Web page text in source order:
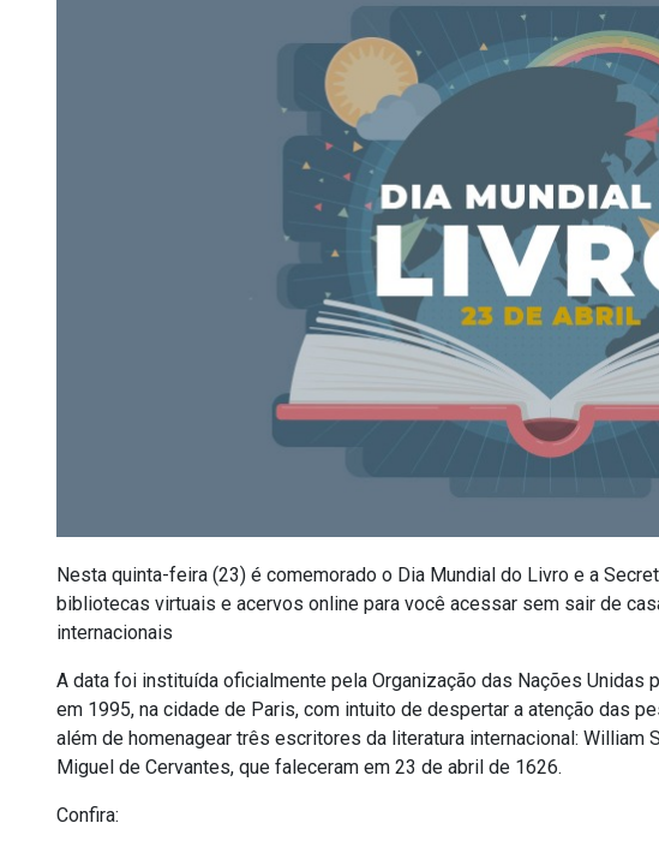
Nesta quinta-feira (23) é comemorado o Dia Mundial do Livro e a
bibliotecas virtuais e acervos online para você acessar sem sair de
internacionais
A data foi instituída oficialmente pela Organização das Nações Unidas
em 1995, na cidade de Paris, com intuito de despertar a atenção das
além de homenagear três escritores da literatura internacional: William
Miguel de Cervantes, que faleceram em 23 de abril de 1626.
Confira: